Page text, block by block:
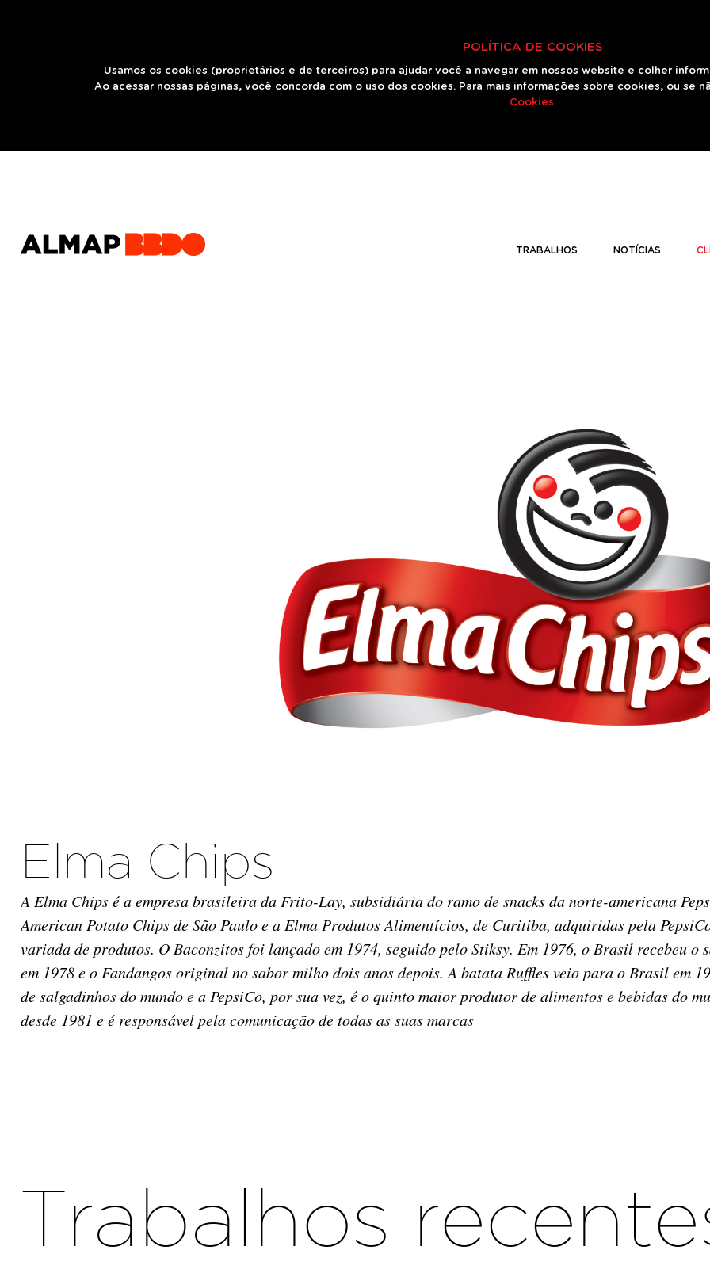
POLÍTICA DE COOKIES
Usamos os cookies (proprietários e de terceiros) para ajudar você a navegar em nossos website e colher
Ao acessar nossas páginas, você concorda com o uso dos cookies. Para mais informações sobre cookies, ou se
Cookies.
TRABALHOS NOTÍCIAS
Elma Chips
A Elma Chips é a empresa brasileira da Frito-Lay, subsidiária do ramo de snacks da norte-americana
American Potato Chips de São Paulo e a Elma Produtos Alimentícios, de Curitiba, adquiridas pela
variada de produtos. O Baconzitos foi lançado em 1974, seguido pelo Stiksy. Em 1976, o Brasil recebeu
em 1978 e o Fandangos original no sabor milho dois anos depois. A batata Ruffles veio para o Brasil
de salgadinhos do mundo e a PepsiCo, por sua vez, é o quinto maior produtor de alimentos e bebidas do
desde 1981 e é responsável pela comunicação de todas as suas marcas
Trabalhos